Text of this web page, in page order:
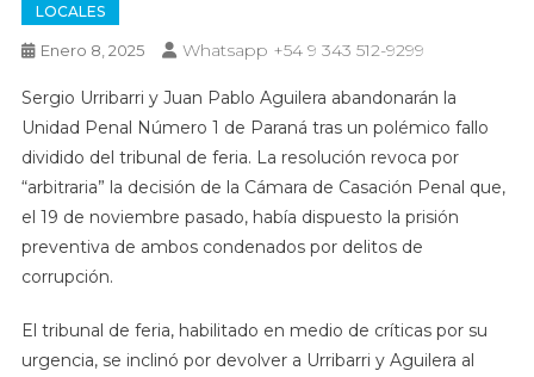
LOCALES
Enero 8, 2025 Whatsapp +54 9 343 512-9299
Sergio Urribarri y Juan Pablo Aguilera abandonarán la
Unidad Penal Número 1 de Paraná tras un polémico fallo
dividido del tribunal de feria. La resolución revoca por
“arbitraria” la decisión de la Cámara de Casación Penal que,
el 19 de noviembre pasado, había dispuesto la prisión
preventiva de ambos condenados por delitos de
corrupción.
El tribunal de feria, habilitado en medio de críticas por su
urgencia, se inclinó por devolver a Urribarri y Aguilera al